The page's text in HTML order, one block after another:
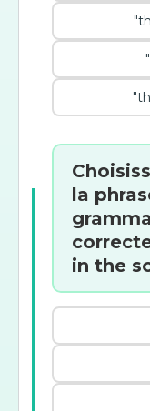
la
in the